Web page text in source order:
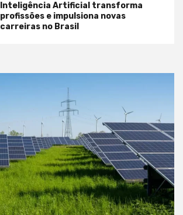
Inteligência Artificial transforma
profissões e impulsiona novas
carreiras no Brasil